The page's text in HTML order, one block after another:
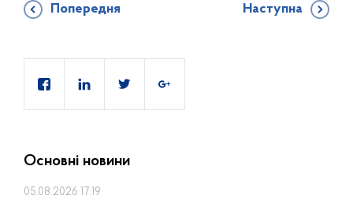
Попередня Наступна
Основні новини
05.08.2026 17:19